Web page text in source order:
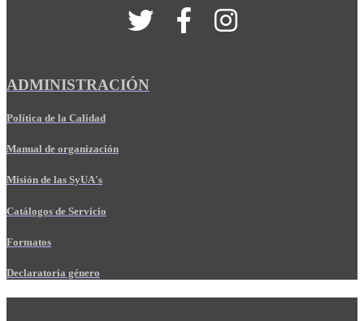
ADMINISTRACIÓN
Política de la Calidad
Manual de organización
Misión de las SyUA's
Catálogos de Servicio
Formatos
Declaratoria género